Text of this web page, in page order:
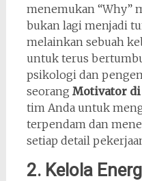
menemukan “Why”
bukan lagi menjadi
melainkan sebuah
untuk terus
psikologi dan
seorang Motivator di
tim Anda untuk
terpendam dan
setiap detail
2. Kelola